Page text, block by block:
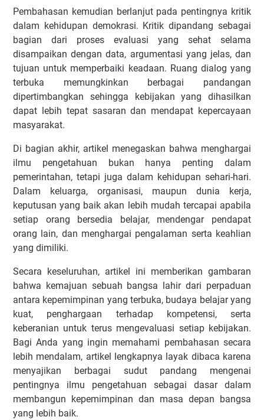
Pembahasan kemudian berlanjut pada pentingnya kritik
dalam kehidupan demokrasi. Kritik dipandang sebagai
bagian dari proses evaluasi yang sehat selama
disampaikan dengan data, argumentasi yang jelas, dan
tujuan untuk memperbaiki keadaan. Ruang dialog yang
terbuka memungkinkan berbagai pandangan
dipertimbangkan sehingga kebijakan yang dihasilkan
dapat lebih tepat sasaran dan mendapat kepercayaan
masyarakat.
Di bagian akhir, artikel menegaskan bahwa menghargai
ilmu pengetahuan bukan hanya penting dalam
pemerintahan, tetapi juga dalam kehidupan sehari-hari.
Dalam keluarga, organisasi, maupun dunia kerja,
keputusan yang baik akan lebih mudah tercapai apabila
setiap orang bersedia belajar, mendengar pendapat
orang lain, dan menghargai pengalaman serta keahlian
yang dimiliki.
Secara keseluruhan, artikel ini memberikan gambaran
bahwa kemajuan sebuah bangsa lahir dari perpaduan
antara kepemimpinan yang terbuka, budaya belajar yang
kuat, penghargaan terhadap kompetensi, serta
keberanian untuk terus mengevaluasi setiap kebijakan.
Bagi Anda yang ingin memahami pembahasan secara
lebih mendalam, artikel lengkapnya layak dibaca karena
menyajikan berbagai sudut pandang mengenai
pentingnya ilmu pengetahuan sebagai dasar dalam
membangun kepemimpinan dan masa depan bangsa
yang lebih baik.